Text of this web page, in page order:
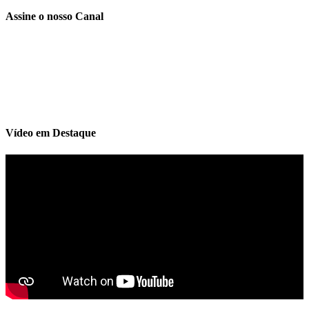
Assine o nosso Canal
Vídeo em Destaque